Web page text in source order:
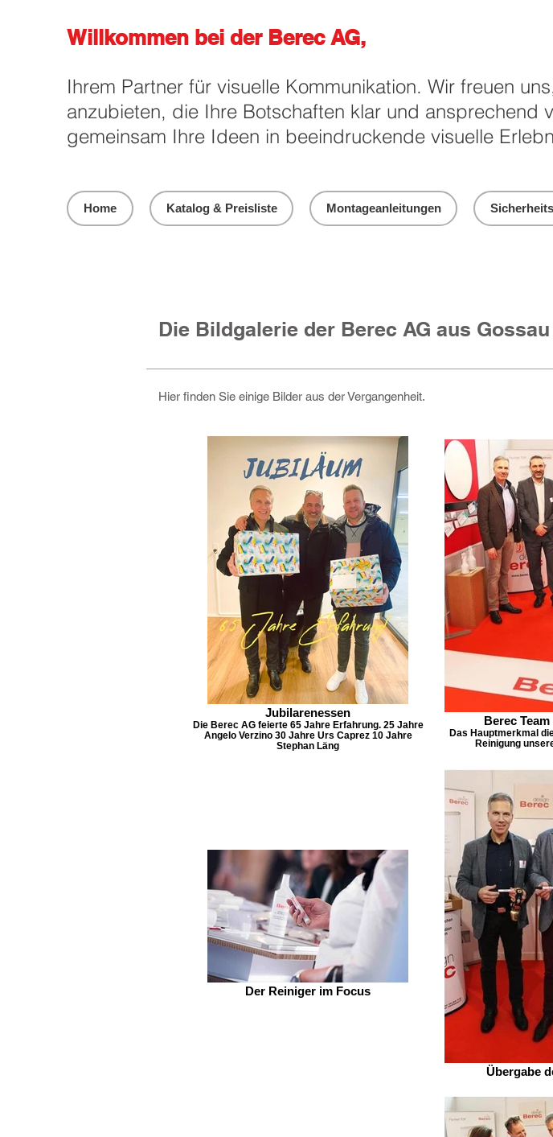
Willkommen bei der Berec AG,
Ihrem Partner für visuelle Kommunikation. Wir freuen
anzubieten, die Ihre Botschaften klar und ansprechend
gemeinsam Ihre Ideen in beeindruckende visuelle
Home Katalog & Preisliste Montageanleitungen
Die Bildgalerie der Berec AG aus
Hier finden Sie einige Bilder aus der Vergangenheit.
Jubilarenessen
Die Berec AG feierte 65 Jahre Erfahrung. 25 Jahre
Angelo Verzino 30 Jahre Urs Caprez 10 Jahre
Stephan Läng
Berec Team
Das Hauptmerkmal
Reinigung
Der Reiniger im Focus
Übergabe